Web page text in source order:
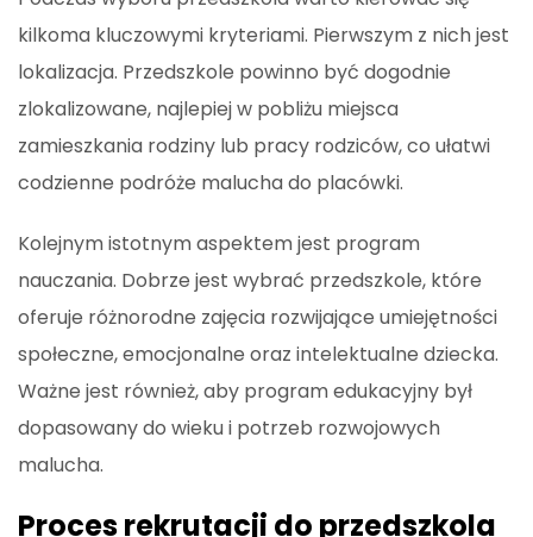
kilkoma kluczowymi kryteriami. Pierwszym z nich jest
lokalizacja. Przedszkole powinno być dogodnie
zlokalizowane, najlepiej w pobliżu miejsca
zamieszkania rodziny lub pracy rodziców, co ułatwi
codzienne podróże malucha do placówki.
Kolejnym istotnym aspektem jest program
nauczania. Dobrze jest wybrać przedszkole, które
oferuje różnorodne zajęcia rozwijające umiejętności
społeczne, emocjonalne oraz intelektualne dziecka.
Ważne jest również, aby program edukacyjny był
dopasowany do wieku i potrzeb rozwojowych
malucha.
Proces rekrutacji do przedszkola